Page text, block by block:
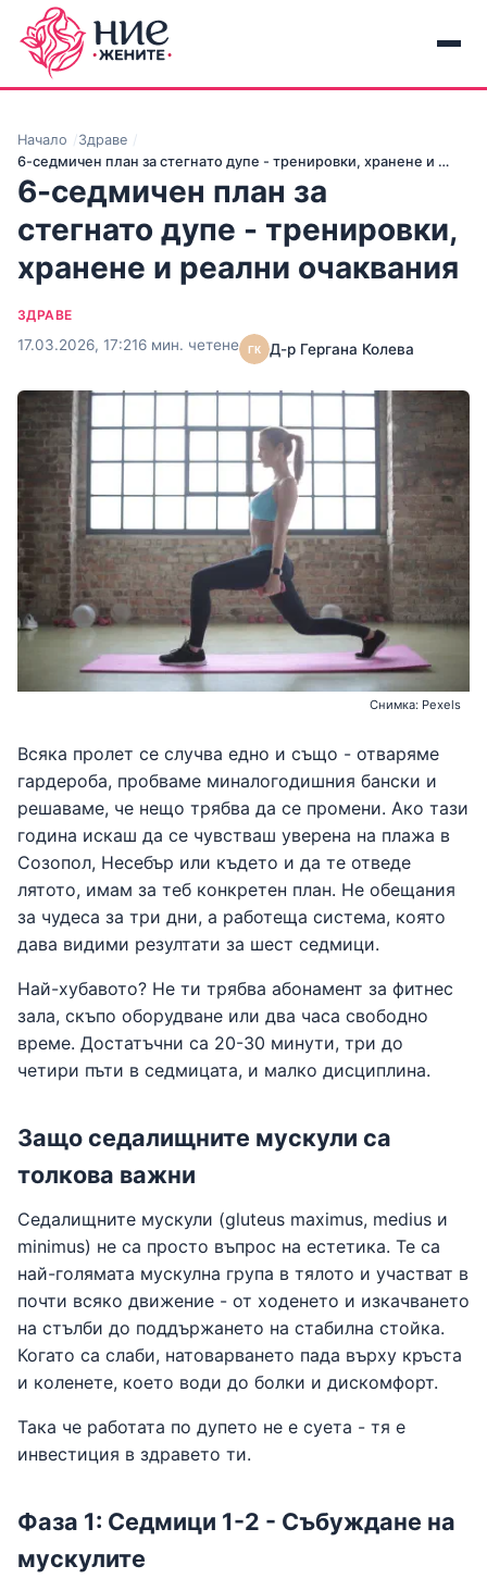
Начало
Здраве
6-седмичен план за стегнато дупе - тренировки, хранене и …
6-седмичен план за
стегнато дупе - тренировки,
хранене и реални очаквания
ЗДРАВЕ
17.03.2026, 17:216 мин. четене Д-р Гергана Колева
Снимка: Pexels
Всяка пролет се случва едно и също - отваряме
гардероба, пробваме миналогодишния бански и
решаваме, че нещо трябва да се промени. Ако тази
година искаш да се чувстваш уверена на плажа в
Созопол, Несебър или където и да те отведе
лятото, имам за теб конкретен план. Не обещания
за чудеса за три дни, а работеща система, която
дава видими резултати за шест седмици.
Най-хубавото? Не ти трябва абонамент за фитнес
зала, скъпо оборудване или два часа свободно
време. Достатъчни са 20-30 минути, три до
четири пъти в седмицата, и малко дисциплина.
Защо седалищните мускули са
толкова важни
Седалищните мускули (gluteus maximus, medius и
minimus) не са просто въпрос на естетика. Те са
най-голямата мускулна група в тялото и участват в
почти всяко движение - от ходенето и изкачването
на стълби до поддържането на стабилна стойка.
Когато са слаби, натоварването пада върху кръста
и коленете, което води до болки и дискомфорт.
Така че работата по дупето не е суета - тя е
инвестиция в здравето ти.
Фаза 1: Седмици 1-2 - Събуждане на
мускулите